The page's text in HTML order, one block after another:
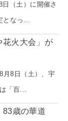
日（土）に開催さ
となっ...
花火大会」が
月8日（土）、宇
「百...
歳の華道